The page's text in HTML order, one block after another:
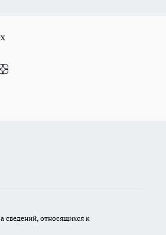
сведений, относящихся к